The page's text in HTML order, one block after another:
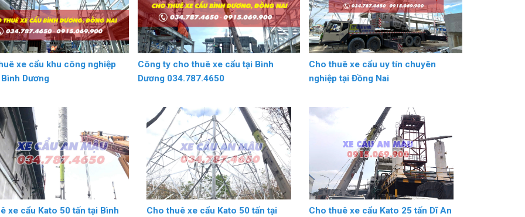
xe cẩu khu công nghiệp
Dương
Công ty cho thuê xe cẩu tại Bình
Dương 034.787.4650
Cho thuê xe cẩu uy tín chuyên
nghiệp tại Đồng Nai
xe cẩu Kato 50 tấn tại Bình
Cho thuê xe cẩu Kato 50 tấn tại
Cho thuê xe cẩu Kato 25 tấn Dĩ An